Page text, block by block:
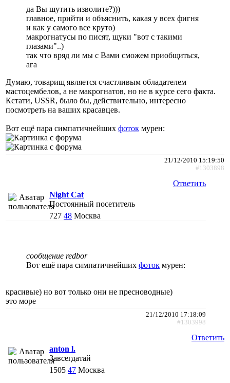
да Вы шутить изволите?)))
главное, прийти и объяснить, какая у всех фигня
и как у самого все круто)
макрогнатусы по писят, щуки "вот с такими
глазами"..)
так что вряд ли мы с Вами сможем приобщиться,
ага
Думаю, товарищ является счастливым обладателем
мастоцембелов, а не макрогнатов, но не в курсе сего факта.
Кстати, USSR, было бы, действительно, интересно
посмотреть на ваших красавцев.
Вот ещё пара симпатичнейших фоток мурен:
21/12/2010 15:19:50
#1303898
Ответить
Night Cat
Постоянный посетитель
727 48 Москва
сообщение redbor
Вот ещё пара симпатичнейших фоток мурен:
красивые) но вот только они не пресноводные)
это море
21/12/2010 17:18:09
#1303998
Ответить
anton l.
Завсегдатай
1505 47 Москва